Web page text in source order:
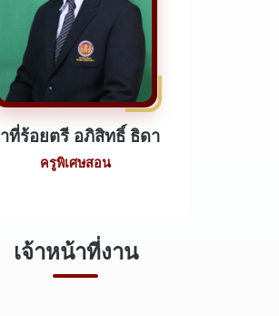
ที่ร้อยตรี อภิสิทธิ์ ธิดา
ครูพิเศษสอน
เจ้าหน้าที่งาน